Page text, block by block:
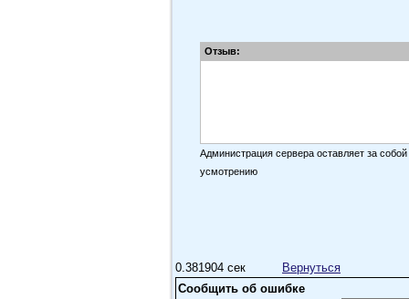
Отзыв:
Администрация сервера оставляет за
усмотрению
0.381904 сек
Вернуться
Сообщить об ошибке